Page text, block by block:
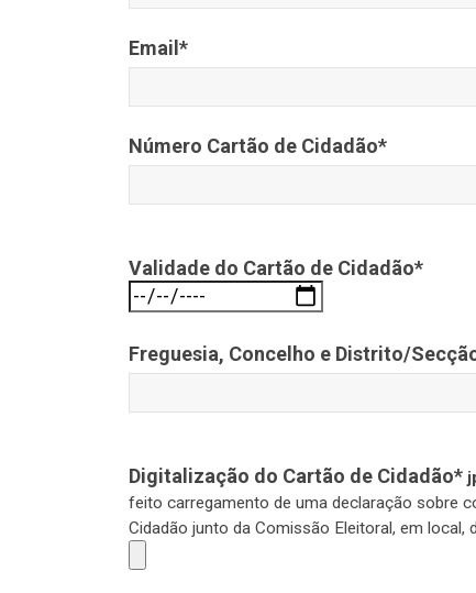
Email*
Número Cartão de Cidadão*
Validade do Cartão de Cidadão*
Freguesia, Concelho e Distrito/
Digitalização do Cartão de Cidadão*
feito carregamento de uma declaração sobre
Cidadão junto da Comissão Eleitoral, em local,